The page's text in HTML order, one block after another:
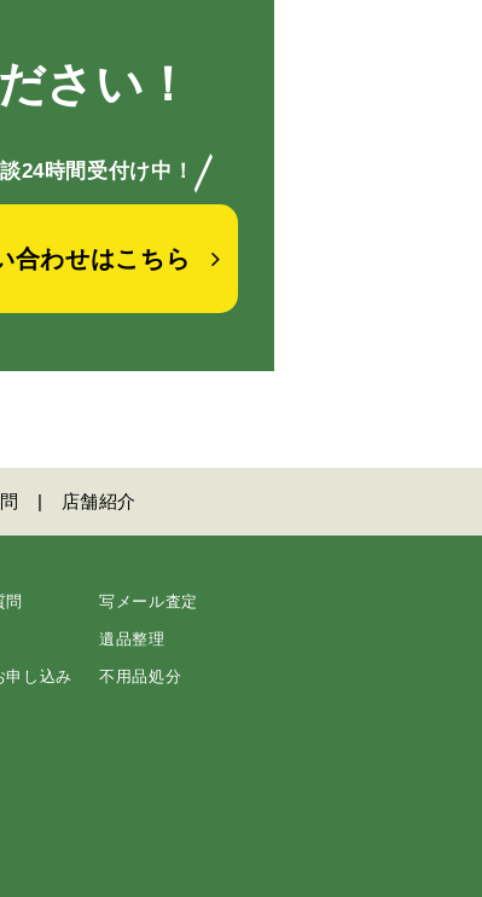
さい！
24時間受付け中！ ／
合わせはこちら
店舗紹介
問 写メール査定
遺品整理
申し込み 不用品処分